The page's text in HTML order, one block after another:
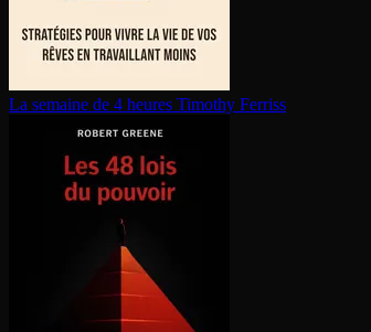
La semaine de 4 heures Timothy Ferriss